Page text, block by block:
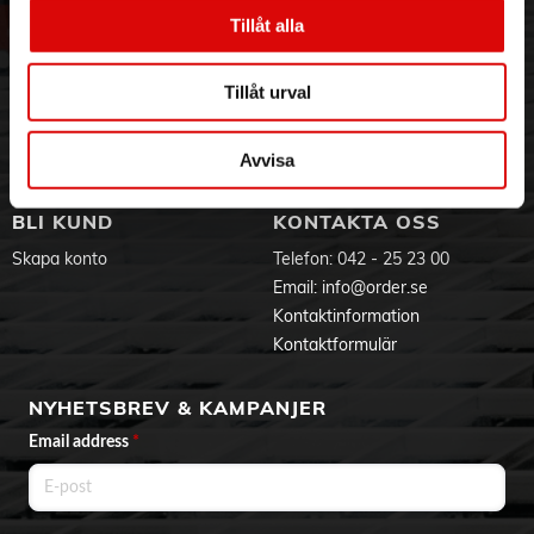
Tillåt alla
Tillåt urval
Avvisa
Vikt: 0,8 g
Visselblåsning
Aktuellt på Order
Service & Support
Godsefterlysning & Felleverans
Integritetspolicy
Om cookies
BLI KUND
Skapa konto
KONTAKTA OSS
Telefon: 042 - 25 23 00
Email: info@order.se
Kontaktinformation
Kontaktformulär
NYHETSBREV & KAMPANJER
Email address *